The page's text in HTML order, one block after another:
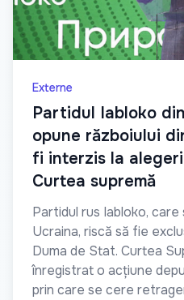
Externe
Partidul Iabloko
opune războiului
fi interzis la
Curtea supremă
Partidul rus Iabloko,
Ucraina, riscă să fie
Duma de Stat. Curtea
înregistrat o acțiune
prin care se cere